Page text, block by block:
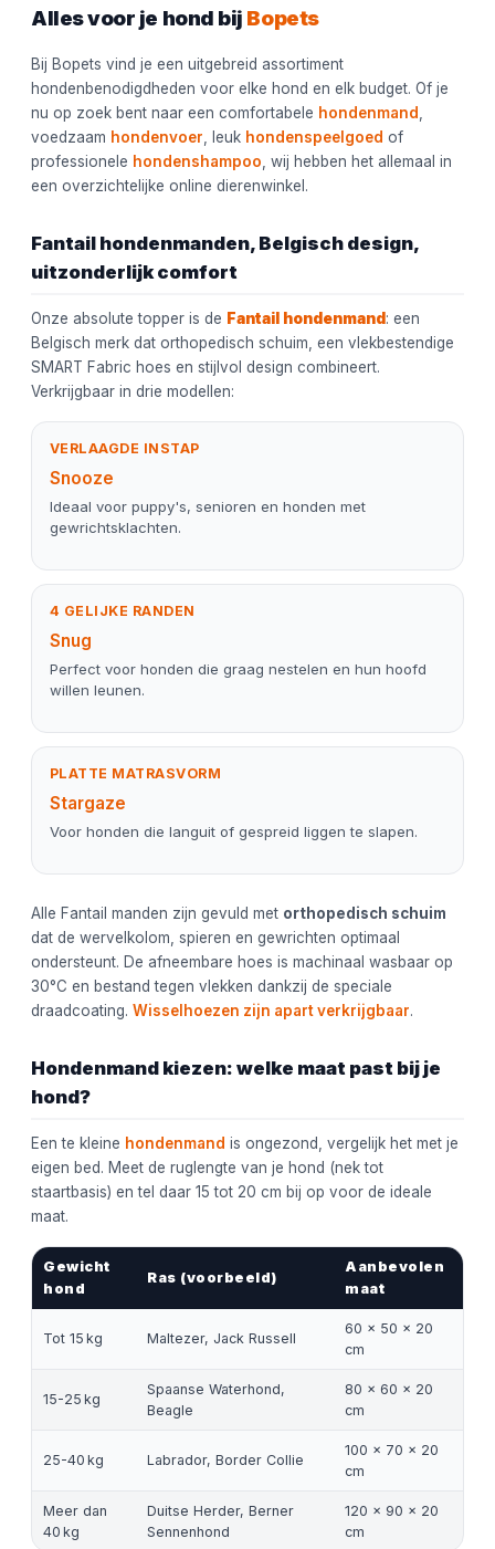
Alles voor je hond bij Bopets
Bij Bopets vind je een uitgebreid assortiment
hondenbenodigdheden voor elke hond en elk budget. Of je
nu op zoek bent naar een comfortabele hondenmand
voedzaam hondenvoer , leuk hondenspeelgoed of
professionele hondenshampoo , wij hebben het allemaal in
een overzichtelijke online dierenwinkel.
Fantail hondenmanden, Belgisch design,
uitzonderlijk comfort
Onze absolute topper is de Fantail hondenmand : een
Belgisch merk dat orthopedisch schuim, een vlekbestendige
SMART Fabric hoes en stijlvol design combineert.
Verkrijgbaar in drie modellen:
VERLAAGDE INSTAP
Snooze
Ideaal voor puppy's, senioren en honden met
gewrichtsklachten.
4 GELIJKE RANDEN
Snug
Perfect voor honden die graag nestelen en hun hoofd
willen leunen.
PLATTE MATRASVORM
Stargaze
Voor honden die languit of gespreid liggen te slapen.
Alle Fantail manden zijn gevuld met orthopedisch schuim
dat de wervelkolom, spieren en gewrichten optimaal
ondersteunt. De afneembare hoes is machinaal wasbaar op
30°C en bestand tegen vlekken dankzij de speciale
draadcoating. Wisselhoezen zijn apart verkrijgbaar.
Hondenmand kiezen: welke maat past bij je
hond?
Een te kleine hondenmand is ongezond, vergelijk het met je
eigen bed. Meet de ruglengte van je hond (nek tot
staartbasis) en tel daar 15 tot 20 cm bij op voor de ideale
maat.
Gewicht
hond
Ras (voorbeeld)
Aanbevolen
maat
Tot 15 kg Maltezer, Jack Russell
60 × 50 × 20
cm
15-25 kg
Spaanse Waterhond,
Beagle
80 × 60 × 20
cm
25-40 kg Labrador, Border Collie
100 × 70 × 20
cm
Meer dan
40 kg
Duitse Herder, Berner
Sennenhond
120 × 90 × 20
cm